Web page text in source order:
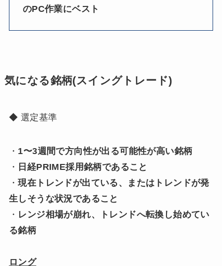
のPC作業にベスト
気になる銘柄(スイングトレード)
◆ 選定基準
・ 1〜3週間で方向性が出る可能性が高い銘柄
・ 日経PRIME採用銘柄であること
・現在トレンドが出ている、またはトレンドが発
生しそうな状況であること
・ レンジ相場が崩れ、トレンドへ転換し始めてい
る銘柄
ロング